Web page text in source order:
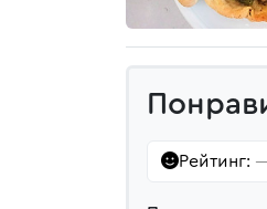
Рейтинг: